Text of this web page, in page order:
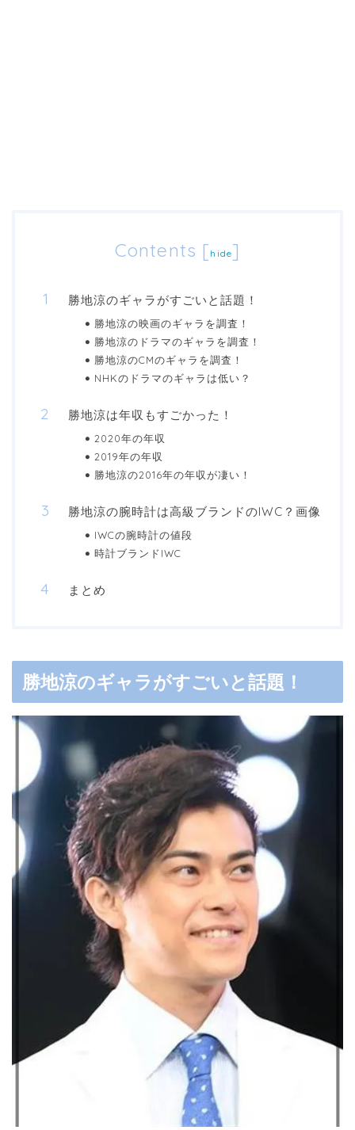
Contents [ hide]
勝地涼のギャラがすごいと話題！
勝地涼の映画のギャラを調査！
勝地涼のドラマのギャラを調査！
勝地涼のCMのギャラを調査！
NHKのドラマのギャラは低い？
勝地涼は年収もすごかった！
2020年の年収
2019年の年収
勝地涼の2016年の年収が凄い！
勝地涼の腕時計は高級ブランドのIWC？画像
IWCの腕時計の値段
時計ブランドIWC
まとめ
勝地涼のギャラがすごいと話題！